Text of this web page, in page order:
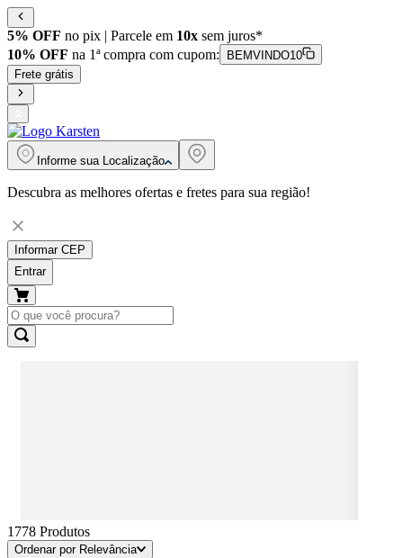
5% OFF no pix | Parcele em 10x sem juros*
10% OFF na 1ª compra com cupom:
BEMVINDO10
Frete grátis
Informe sua Localização
Descubra as melhores ofertas e fretes para sua região!
Informar CEP
Entrar
1778 Produtos
Ordenar por Relevância